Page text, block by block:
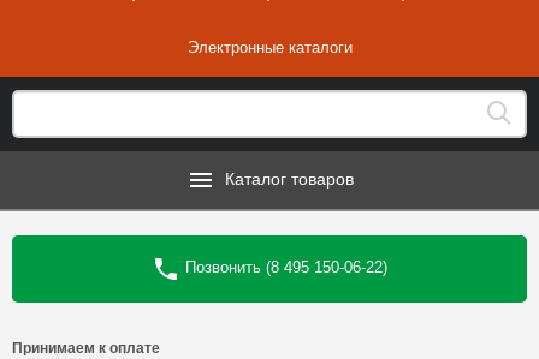
Электронные каталоги
Каталог товаров
Позвонить (8 495 150-06-22)
Принимаем к оплате